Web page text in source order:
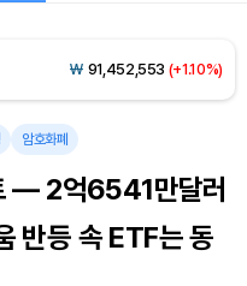
₩ 91,452,553 (+1.10%)
암호화폐
— 2억6541만달러
반등 속 ETF는 동